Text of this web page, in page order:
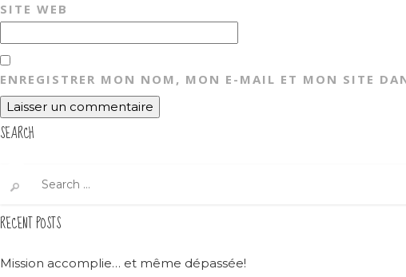
SITE WEB
ENREGISTRER MON NOM, MON E-MAIL ET MON SITE
SEARCH
for:
RECENT POSTS
Mission accomplie… et même dépassée!